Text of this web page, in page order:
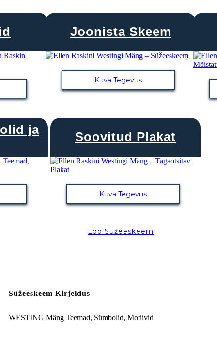
Joonista Skeem
Kuva Tegevus
ja Soovitud Plakat
Kuva Tegevus
Loo Süžeeskeem
Süžeeskeem Kirjeldus
WESTING Mäng Teemad, Sümbolid, Motiivid